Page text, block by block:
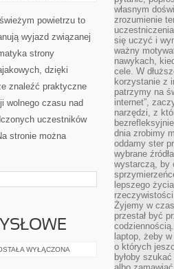
powietrzu to
wyjazd związanej
strony
dzięki
znaleźć praktyczne
wolnego czasu nad
uczestników
stronie można
WYŁĄCZONA
własnym
zrozumienie
się uczyć i
ważny
nawykach,
cele. W
korzystanie z
patrzymy na
internet”,
narzędzi, z
dnia zrobimy
oddamy ster
wybrane
wystarczą, by
lepszego
Żyjemy w
przestał być
laptop, żeby
o których
byłoby